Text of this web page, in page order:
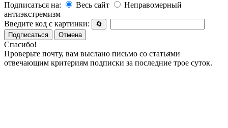
Подписаться на:
Весь сайт
Неправомерный
антиэкстремизм
Введите код с картинки:
🔄
Подписаться
Отмена
Спасибо!
Проверьте почту, вам выслано письмо со статьями
отвечающим критериям подписки за последние трое суток.